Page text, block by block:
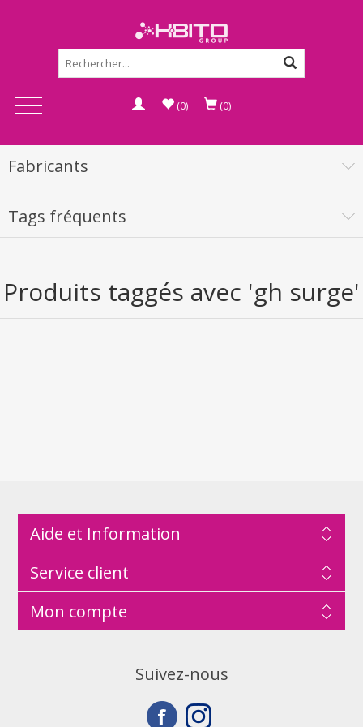
(0) (0)
Fabricants
Tags fréquents
Produits taggés avec 'gh surge'
Aide et Information
Service client
Mon compte
Suivez-nous